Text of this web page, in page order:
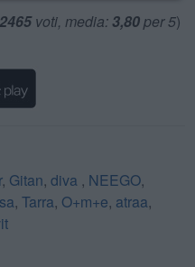
2465voti, media: 3,80per 5)
, Gitan, diva , NEEGO,
, Tarra, O+m+e, atraa,